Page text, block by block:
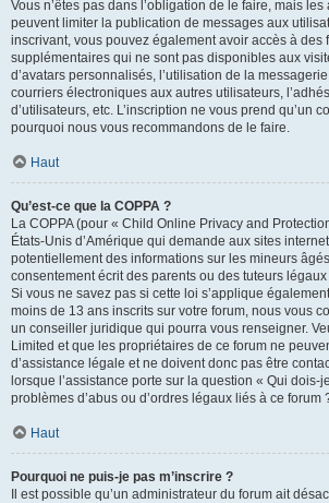
Vous n’êtes pas dans l’obligation de le faire, mais
peuvent limiter la publication de messages aux
inscrivant, vous pouvez également avoir accès à des
supplémentaires qui ne sont pas disponibles aux
d’avatars personnalisés, l’utilisation de la
courriers électroniques aux autres utilisateurs,
d’utilisateurs, etc. L’inscription ne vous prend qu’un
pourquoi nous vous recommandons de le faire.
Haut
Qu’est-ce que la COPPA ?
La COPPA (pour « Child Online Privacy and
États-Unis d’Amérique qui demande aux sites
potentiellement des informations sur les mineurs
consentement écrit des parents ou des tuteurs
Si vous ne savez pas si cette loi s’applique
moins de 13 ans inscrits sur votre forum, nous vous
un conseiller juridique qui pourra vous renseigner.
Limited et que les propriétaires de ce forum ne
d’assistance légale et ne doivent donc pas être
lorsque l’assistance porte sur la question « Qui dois-
problèmes d’abus ou d’ordres légaux liés à ce forum
Haut
Pourquoi ne puis-je pas m’inscrire ?
Il est possible qu’un administrateur du forum ait